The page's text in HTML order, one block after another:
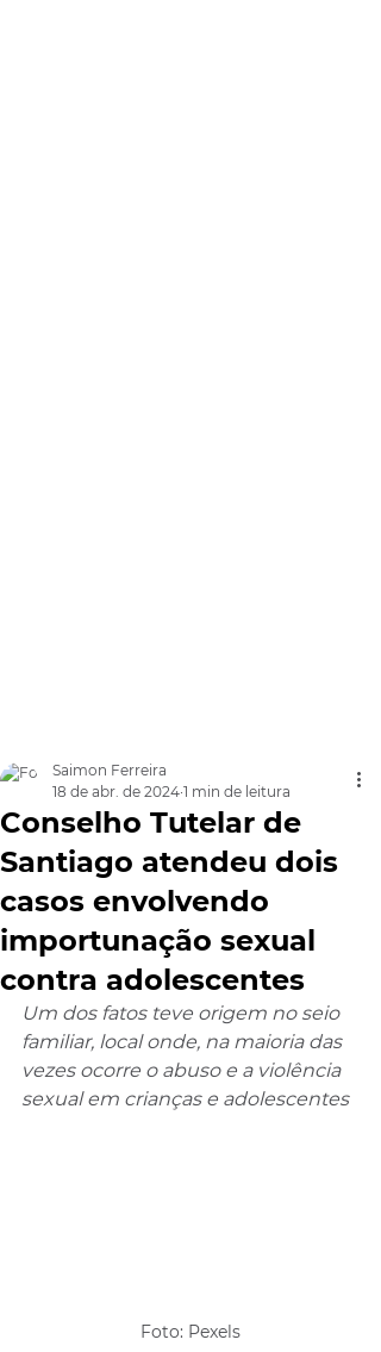
Conselho Tutelar de
Santiago atendeu dois
casos envolvendo
importunação sexual
contra adolescentes
Saimon Ferreira
18 de abr. de 2024 1 min de leitura
Um dos fatos teve origem no seio
familiar, local onde, na maioria das
vezes ocorre o abuso e a violência
sexual em crianças e adolescentes
Foto: Pexels